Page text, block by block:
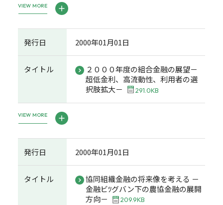
VIEW MORE
発行日 2000年01月01日
タイトル
２０００年度の組合金融の展望－
超低金利、高流動性、利用者の選
択肢拡大－
291.0KB
VIEW MORE
発行日 2000年01月01日
タイトル
協同組織金融の将来像を考える －
金融ビﾂグバン下の農協金融の展開
方向－
209.9KB